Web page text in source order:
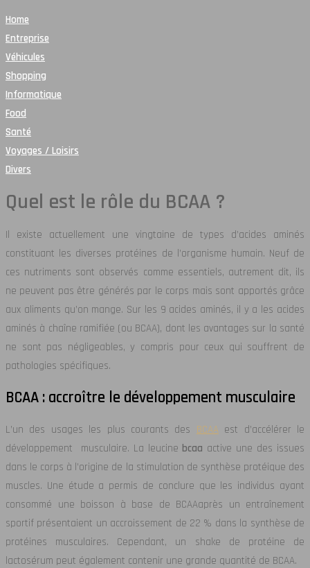
Home
Entreprise
Véhicules
Shopping
Informatique
Food
Santé
Voyages / Loisirs
Divers
Quel est le rôle du BCAA ?
Il existe actuellement une vingtaine de types d’acides aminés
constituant les diverses protéines de l’organisme humain. Neuf de
ces nutriments sont observés comme essentiels, autrement dit, ils
ne peuvent pas être générés par le corps mais sont apportés grâce
aux aliments qu’on mange. Sur les 9 acides aminés, il y a les acides
aminés à chaîne ramifiée (ou BCAA), dont les avantages sur la santé
ne sont pas négligeables, y compris pour ceux qui souffrent de
pathologies spécifiques.
BCAA : accroître le développement musculaire
L’un des usages les plus courants des BCAAest d’accélérer le
développement musculaire. La leucine bcaa active une des issues
dans le corps à l’origine de la stimulation de synthèse protéique des
muscles. Une étude a permis de conclure que les individus ayant
consommé une boisson à base de BCAAaprès un entraînement
sportif présentaient un accroissement de 22 % dans la synthèse de
protéines musculaires. Cependant, un shake de protéine de
lactosérum peut également contenir une grande quantité de BCAA.